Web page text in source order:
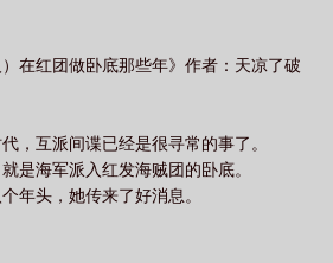
在红团做卧底那些年》作者：天凉了破
，互派间谍已经是很寻常的事了。
是海军派入红发海贼团的卧底。
年头，她传来了好消息。